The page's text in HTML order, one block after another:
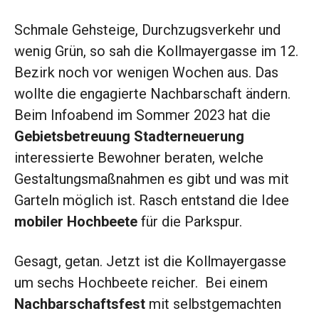
Schmale Gehsteige, Durchzugsverkehr und
wenig Grün, so sah die Kollmayergasse im 12.
Bezirk noch vor wenigen Wochen aus. ­Das
wollte die engagierte Nachbarschaft ändern.
Beim Infoabend im Sommer 2023 hat die
Gebietsbetreuung Stadterneuerung
interessierte Bewohner beraten, welche
Gestaltungsmaßnahmen es gibt und was mit
Garteln möglich ist. Rasch entstand die Idee
mobiler Hochbeete für die Parkspur.
Gesagt, getan. Jetzt ist die Kollmayergasse
um sechs Hochbeete reicher. Bei einem
Nachbarschaftsfest mit selbstgemachten